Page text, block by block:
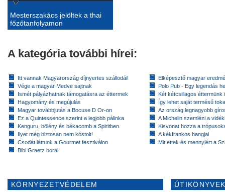
Mesterszakács jelöltek a thai
főzőtanfolyamon
A kategória további hírei:
Itt vannak Magyarország díjnyertes szállodái!
Vége a magyar Medve sajtnak
Ismét pályázhatnak támogatásra az éttermek
Hagyomány és megújulás
Magyar továbbjutás a Bocuse D Or-on
Ez a Quintessence szerint a legjobb pálinka
Kenguru, bölény és békacomb a Spiritben
Ilyet még biztosan nem kóstolt!
Csodát láttunk a Gourmet fesztiválon
Bibi Graetz borai
Elképesztő magyar
Polo Pub - Egy legendás
Két kétcsillagos éttermünk
Így lehet saját termésű
Az ország legnagyobb
A Michelin szemlézi a
Kisvonat hozza a
A kékfrankos hangjai
Mit ettek és mennyiért a
KÖRNYEZETVÉDELEM